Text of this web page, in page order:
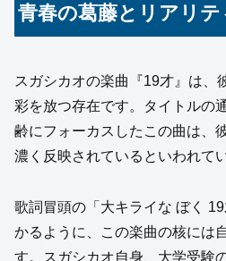
青春の葛藤とリアリテ
スガシカオの楽曲『19才』は、
彩を放つ存在です。タイトルの
齢にフォーカスしたこの曲は、
濃く反映されているといわれて
歌詞冒頭の「大キライな ぼく
かるように、この楽曲の核には
す。スガシカオ自身、大学受験